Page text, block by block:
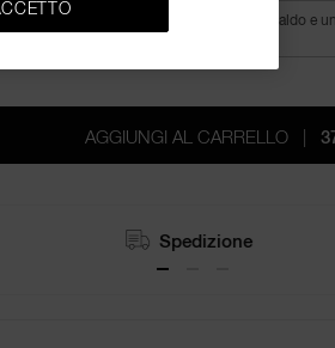
MD2.75 - Media-scura con sottotono caldo e
scuro
AGGIUNGI AL CARRELLO
|
Resi